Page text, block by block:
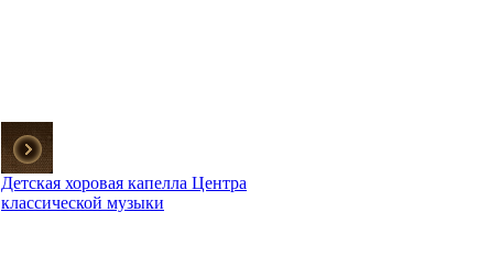
Детская хоровая капелла Центра
классической музыки